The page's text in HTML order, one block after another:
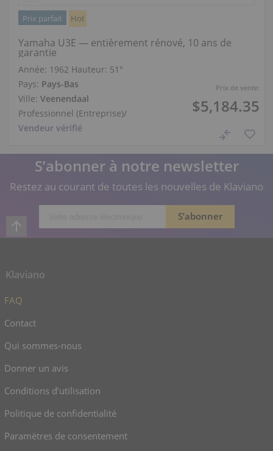
Prix de vente:
$5,184.35
Prix parfait Hot
Yamaha U3E — entièrement rénové, 10 ans de
garantie
Année: 1962 Hauteur: 51″
Pays: Pays-Bas
Ville: Veenendaal
Professionnel (Entreprise)/
Vendeur vérifié
S’abonner à notre newsletter
Restez au courant de toutes les nouvelles de Klaviano
Klaviano
FAQ
Contact
Qui sommes-nous
Donner un avis
Conditions d’utilisation
Politique de confidentialité
Paramètres de consentement